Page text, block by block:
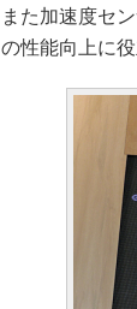
また加速度セ
の性能向上に役